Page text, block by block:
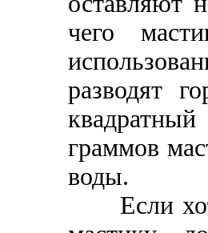
чего
разводят
граммов
воды.
Если